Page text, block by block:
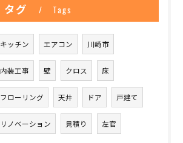
タグ Tags
キッチン エアコン 川崎市
内装工事 壁 クロス 床
フローリング 天井 ドア 戸建て
リノベーション 見積り 左官